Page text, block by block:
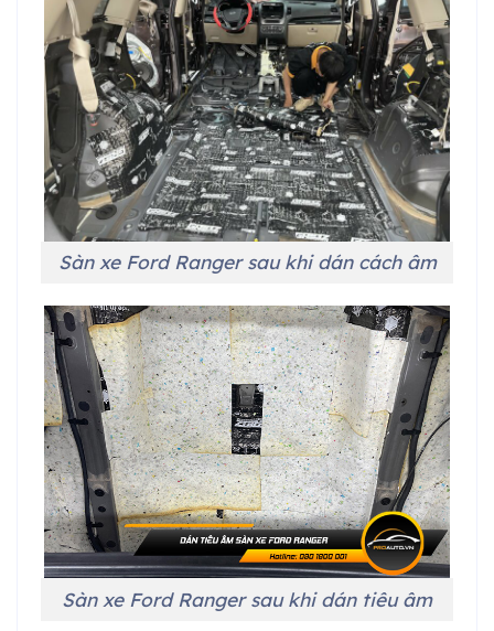
Sàn xe Ford Ranger sau khi dán cách âm
Sàn xe Ford Ranger sau khi dán tiêu âm